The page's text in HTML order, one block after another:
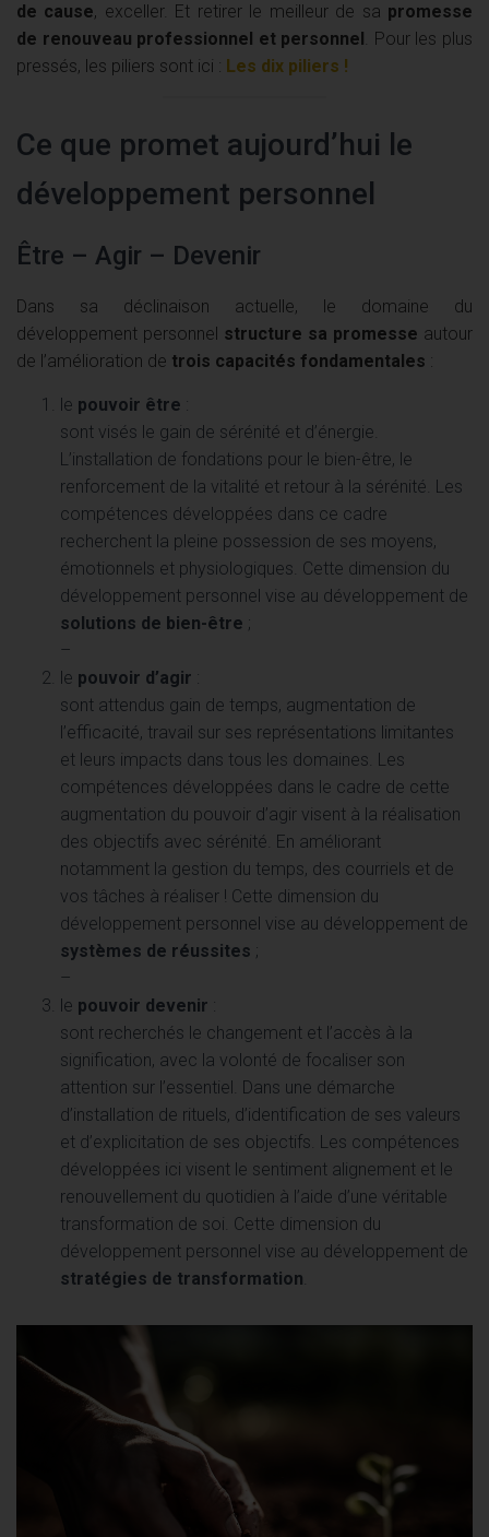
de cause, exceller. Et retirer le meilleur de sa promesse
de renouveau professionnel et personnel . Pour les plus
pressés, les piliers sont ici : Les dix piliers !
Ce que promet aujourd’hui le
développement personnel
Être – Agir – Devenir
Dans sa déclinaison actuelle, le domaine du
développement personnel structure sa promesse autour
de l’amélioration de trois capacités fondamentales :
le pouvoir être :
sont visés le gain de sérénité et d’énergie.
L’installation de fondations pour le bien-être, le
renforcement de la vitalité et retour à la sérénité. Les
compétences développées dans ce cadre
recherchent la pleine possession de ses moyens,
émotionnels et physiologiques. Cette dimension du
développement personnel vise au développement de
solutions de bien-être ;
–
le pouvoir d’agir :
sont attendus gain de temps, augmentation de
l’efficacité, travail sur ses représentations limitantes
et leurs impacts dans tous les domaines. Les
compétences développées dans le cadre de cette
augmentation du pouvoir d’agir visent à la réalisation
des objectifs avec sérénité. En améliorant
notamment la gestion du temps, des courriels et de
vos tâches à réaliser ! Cette dimension du
développement personnel vise au développement de
systèmes de réussites ;
–
le pouvoir devenir :
sont recherchés le changement et l’accès à la
signification, avec la volonté de focaliser son
attention sur l’essentiel. Dans une démarche
d’installation de rituels, d’identification de ses valeurs
et d’explicitation de ses objectifs. Les compétences
développées ici visent le sentiment alignement et le
renouvellement du quotidien à l’aide d’une véritable
transformation de soi. Cette dimension du
développement personnel vise au développement de
stratégies de transformation